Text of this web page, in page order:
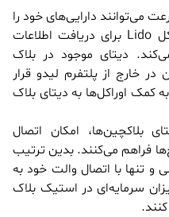
می‌توانند دارایی‌های خود را
در بلاک چین استیک کنند. پروتکل Lido برای دریافت اطلاعات
دیتای موجود در بلاک
خارج از پلتفرم لیدو قرار
کمک اوراکل‌ها به دیتای بلاک
بلاکچین‌ها، امکان اتصال
فراهم می‌کنند. بدین ترتیب
و تنها با اتصال والت خود به
سرمایه‌ای در استیک بلاک